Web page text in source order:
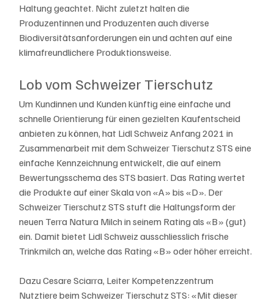
Haltung geachtet. Nicht zuletzt halten die
Produzentinnen und Produzenten auch diverse
Biodiversitätsanforderungen ein und achten auf eine
klimafreundlichere Produktionsweise.
Lob vom Schweizer Tierschutz
Um Kundinnen und Kunden künftig eine einfache und
schnelle Orientierung für einen gezielten Kaufentscheid
anbieten zu können, hat Lidl Schweiz Anfang 2021 in
Zusammenarbeit mit dem Schweizer Tierschutz STS eine
einfache Kennzeichnung entwickelt, die auf einem
Bewertungsschema des STS basiert. Das Rating wertet
die Produkte auf einer Skala von «A» bis «D». Der
Schweizer Tierschutz STS stuft die Haltungsform der
neuen Terra Natura Milch in seinem Rating als «B» (gut)
ein. Damit bietet Lidl Schweiz ausschliesslich frische
Trinkmilch an, welche das Rating «B» oder höher erreicht.
Dazu Cesare Sciarra, Leiter Kompetenzzentrum
Nutztiere beim Schweizer Tierschutz STS: «Mit dieser